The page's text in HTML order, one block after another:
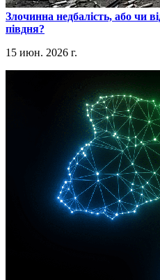
​Злочинна недбалість, або чи
півдня?
15 июн. 2026 г.